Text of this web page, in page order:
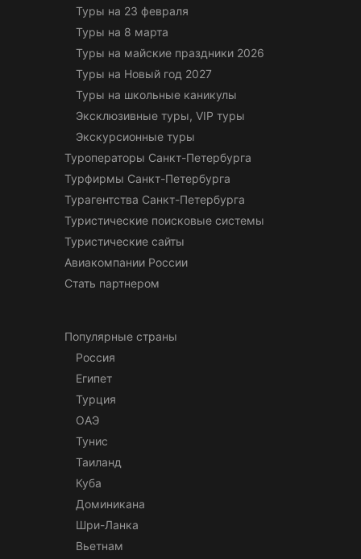
Туры на 23 февраля
Туры на 8 марта
Туры на майские праздники 2026
Туры на Новый год 2027
Туры на школьные каникулы
Эксклюзивные туры, VIP туры
Экскурсионные туры
Туроператоры Санкт-Петербурга
Турфирмы Санкт-Петербурга
Турагентства Санкт-Петербурга
Туристические поисковые системы
Туристические сайты
Авиакомпании России
Стать партнером
Популярные страны
Россия
Египет
Турция
ОАЭ
Тунис
Таиланд
Куба
Доминикана
Шри-Ланка
Вьетнам